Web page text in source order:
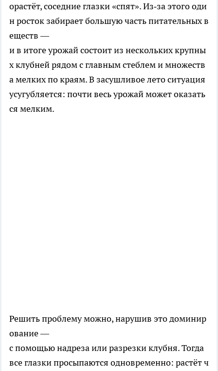
орастёт, соседние глазки «спят». Из‑за этого оди
н росток забирает большую часть питательных в
еществ —
и в итоге урожай состоит из нескольких крупны
х клубней рядом с главным стеблем и множеств
а мелких по краям. В засушливое лето ситуация
усугубляется: почти весь урожай может оказать
ся мелким.
Решить проблему можно, нарушив это доминир
ование —
с помощью надреза или разрезки клубня. Тогда
все глазки просыпаются одновременно: растёт ч